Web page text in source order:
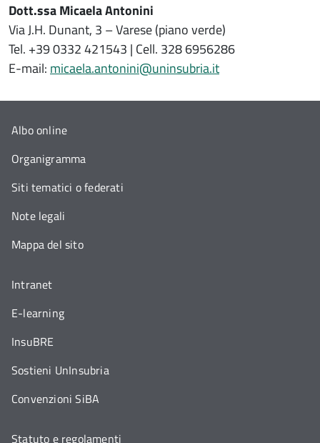
Dott.ssa Micaela Antonini
Via J.H. Dunant, 3 – Varese (piano verde)
Tel. +39 0332 421543 | Cell. 328 6956286
E-mail: micaela.antonini@uninsubria.it
Albo online
Organigramma
Siti tematici o federati
Note legali
Mappa del sito
Intranet
E-learning
InsuBRE
Sostieni UnInsubria
Convenzioni SiBA
Statuto e regolamenti